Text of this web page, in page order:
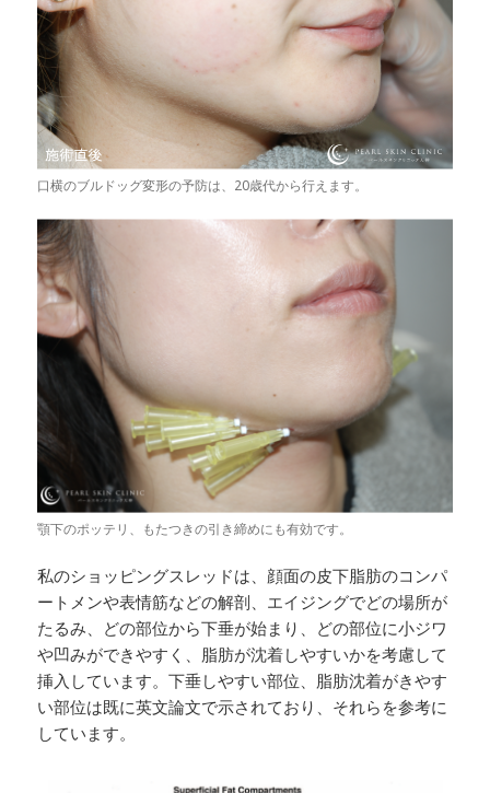
口横のブルドッグ変形の予防は、20歳代から行えます。
顎下のポッテリ、もたつきの引き締めにも有効です。
私のショッピングスレッドは、顔面の皮下脂肪のコンパ
ートメンや表情筋などの解剖、エイジングでどの場所が
たるみ、どの部位から下垂が始まり、どの部位に小ジワ
や凹みができやすく、脂肪が沈着しやすいかを考慮して
挿入しています。下垂しやすい部位、脂肪沈着がきやす
い部位は既に英文論文で示されており、それらを参考に
しています。